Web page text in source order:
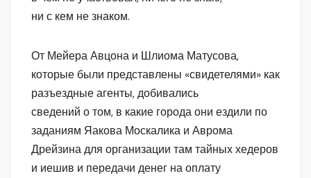
ни с кем не знаком.
От Мейера Авцона и Шлиома Матусова,
которые были представлены «свидетелями» как
разъездные агенты, добивались
сведений о том, в какие города они ездили по
заданиям Яакова Москалика и Аврома
Дрейзина для организации там тайных хедеров
и иешив и передачи денег на оплату